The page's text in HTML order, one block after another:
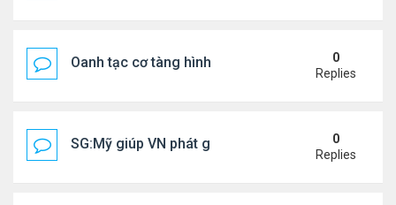
Oanh tạc cơ tàng hình đáng sợ nhất thế giới
0
Replies
SG:Mỹ giúp VN phát giác xưởng sản xuất giày
0
Replies